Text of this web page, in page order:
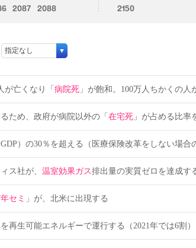
2087 2088
2150
が亡くなり「 病院死 」が飽和。100万人ちかくの
ため、政府が病院以外の「 在宅死 」が占める比率
）の30％を超える（医療保険改革をしない場合
ス社が、 温室効果ガス排出量の実質ゼロを達成す
セミ 」が、北米に出現する
再生可能エネルギーで運行する（2021年では6割）